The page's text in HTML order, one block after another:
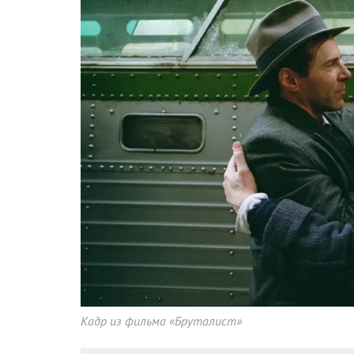
Кадр из фильма «Бруталист»